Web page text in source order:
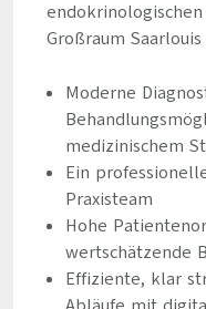
Großraum
Moderne
medizinischem
Ein
Praxisteam
Hohe
wertschätzende
Effiziente, klar